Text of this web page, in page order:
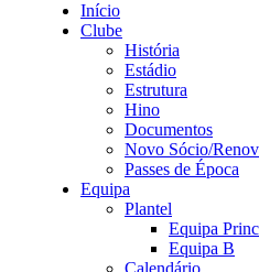
Início
Clube
História
Estádio
Estrutura
Hino
Documentos
Novo Sócio/
Passes de Época
Equipa
Plantel
Equipa
Equipa B
Calendário